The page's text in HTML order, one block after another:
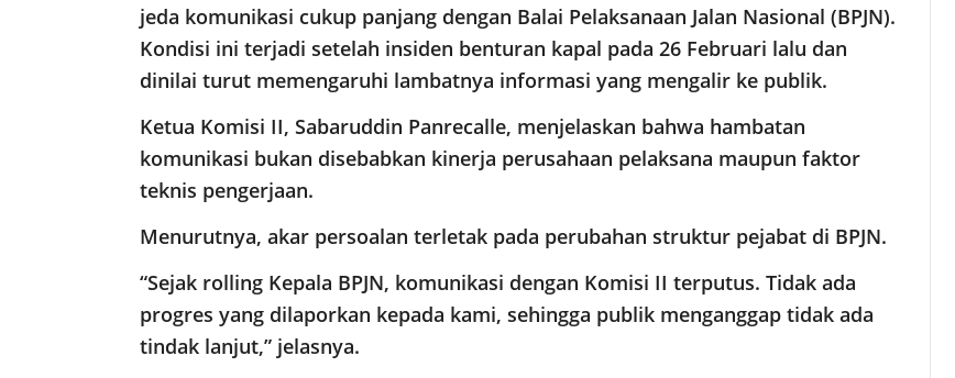
jeda komunikasi cukup panjang dengan Balai Pelaksanaan Jalan Nasional (BPJN).
Kondisi ini terjadi setelah insiden benturan kapal pada 26 Februari lalu dan
dinilai turut memengaruhi lambatnya informasi yang mengalir ke publik.
Ketua Komisi II, Sabaruddin Panrecalle, menjelaskan bahwa hambatan
komunikasi bukan disebabkan kinerja perusahaan pelaksana maupun faktor
teknis pengerjaan.
Menurutnya, akar persoalan terletak pada perubahan struktur pejabat di BPJN.
“Sejak rolling Kepala BPJN, komunikasi dengan Komisi II terputus. Tidak ada
progres yang dilaporkan kepada kami, sehingga publik menganggap tidak ada
tindak lanjut,” jelasnya.